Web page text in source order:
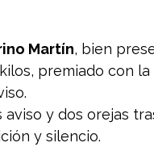
Martín, bien
premiado con
y dos orejas
y silencio.